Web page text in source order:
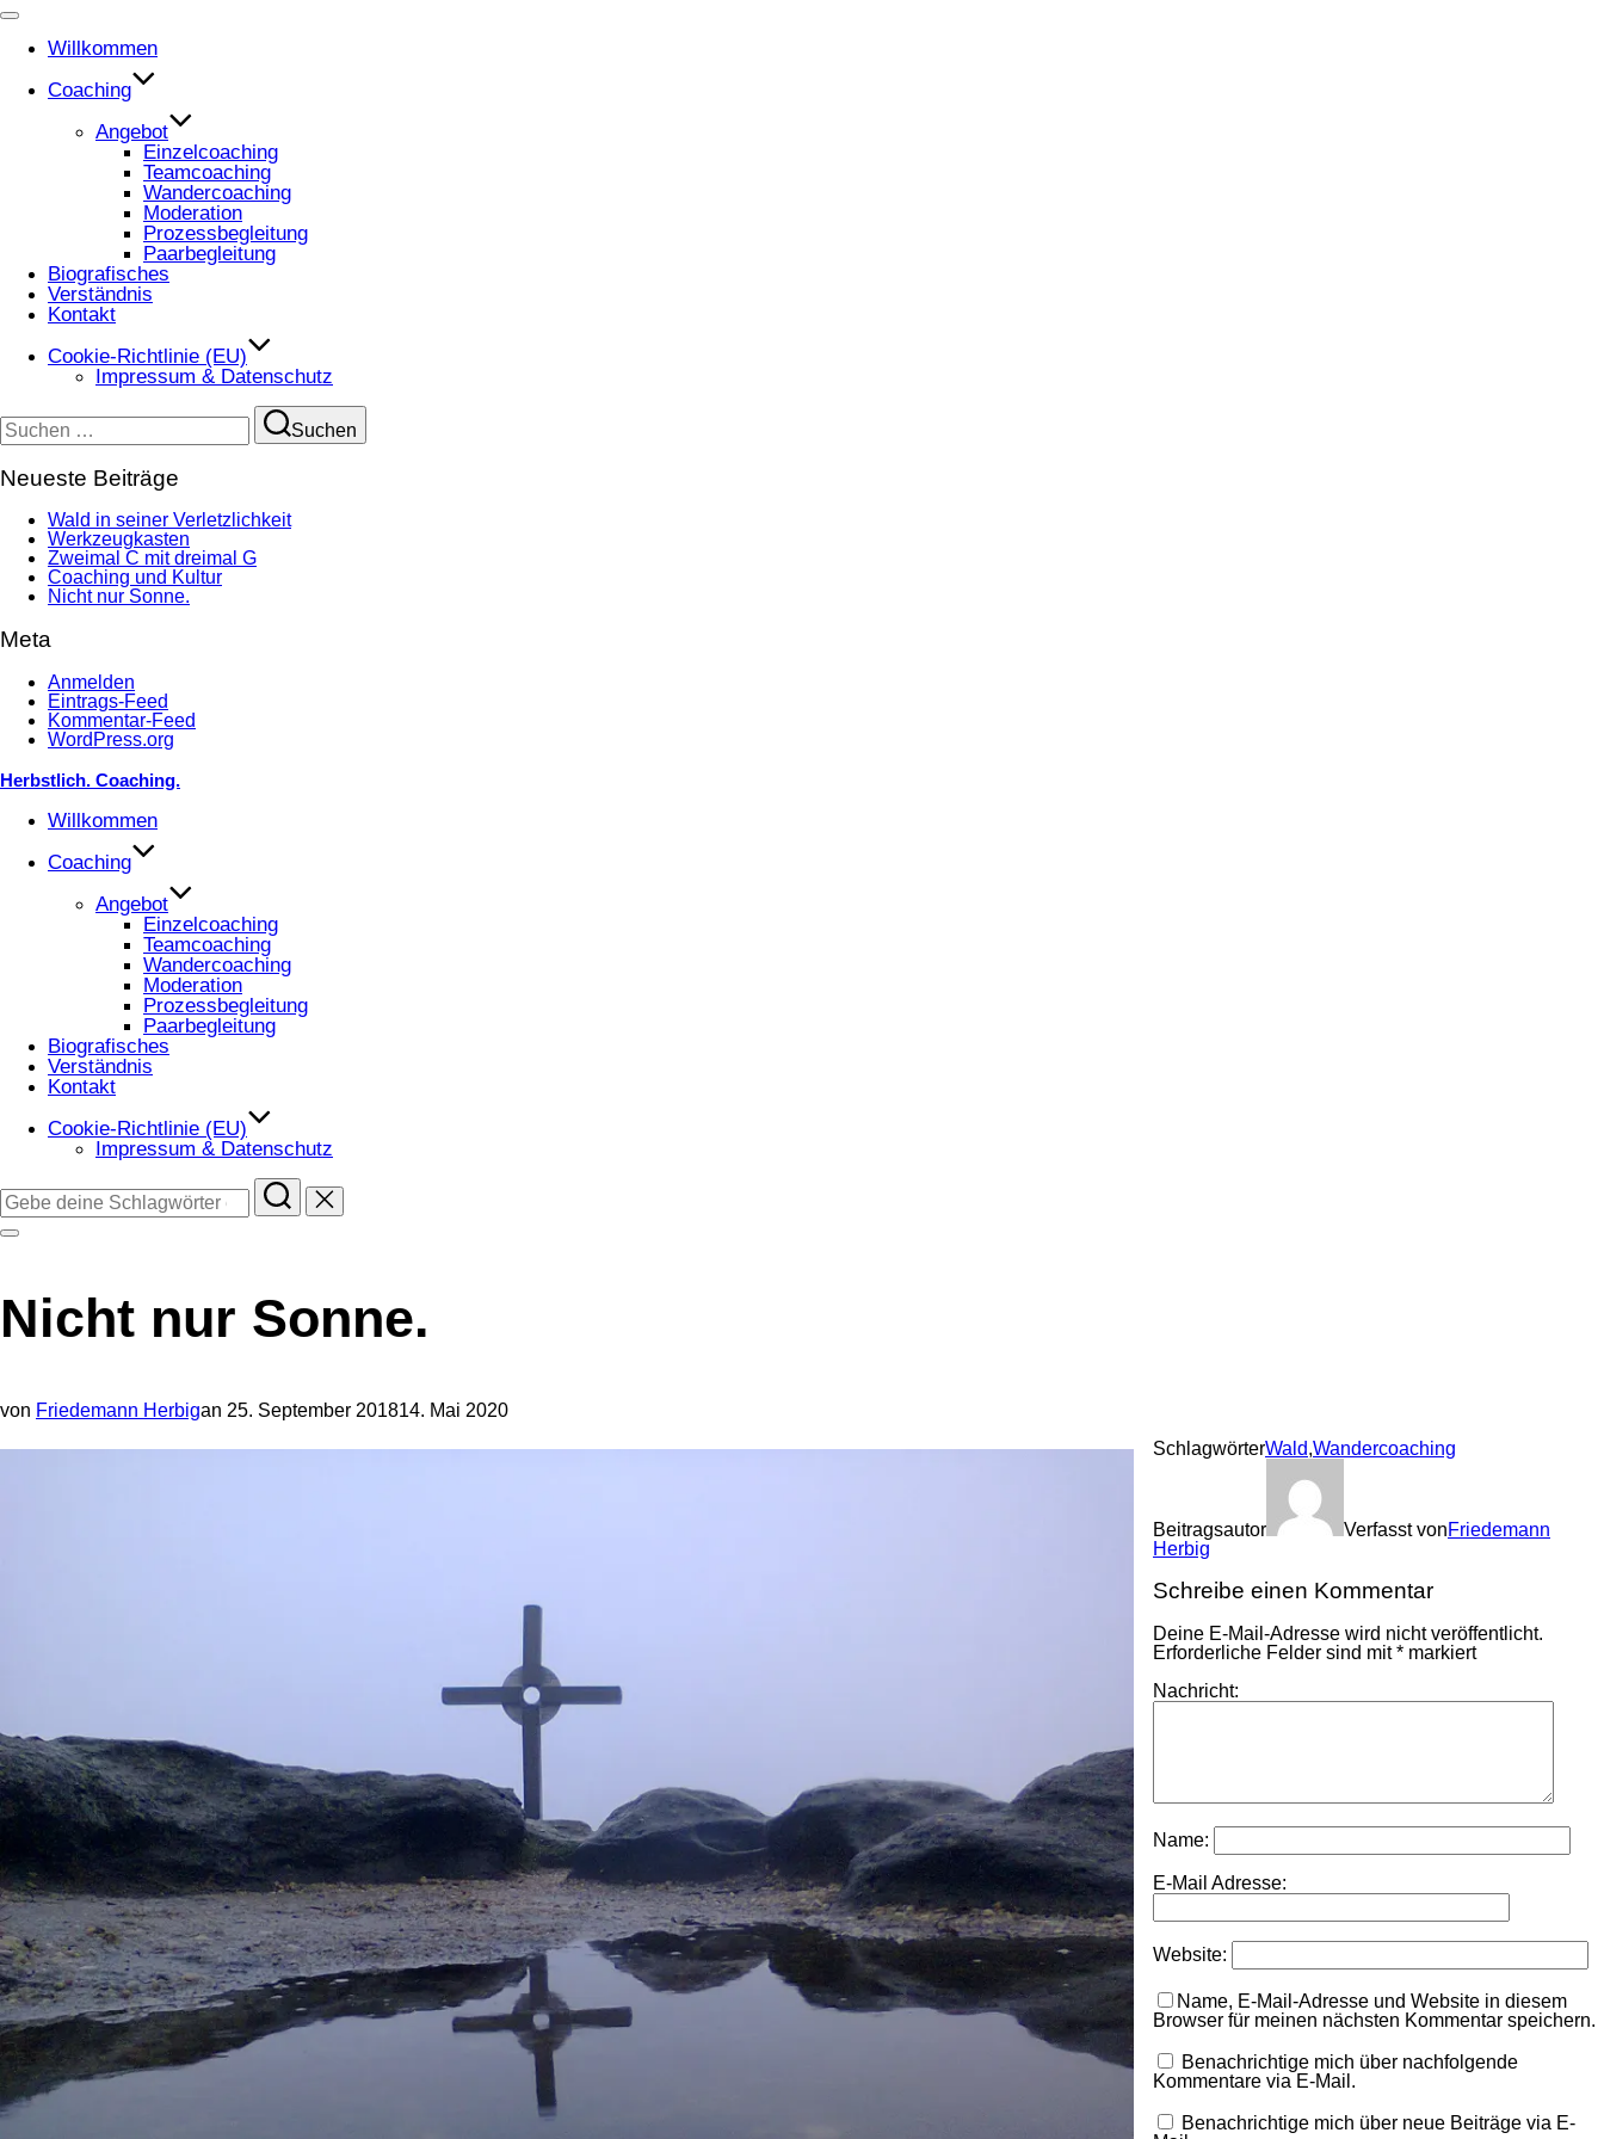
Navigation
umschalten
Willkommen
Coaching
Angebot
Einzelcoaching
Teamcoaching
Wandercoaching
Moderation
Prozessbegleitung
Paarbegleitung
Biografisches
Verständnis
Kontakt
Cookie-Richtlinie (EU)
Impressum & Datenschutz
Suchen
nach:
Suchen
Neueste Beiträge
Wald in seiner Verletzlichkeit
Werkzeugkasten
Zweimal C mit dreimal G
Coaching und Kultur
Nicht nur Sonne.
Meta
Anmelden
Eintrags-Feed
Kommentar-Feed
WordPress.org
Zum
Inhalt
springen
Herbstlich. Coaching.
Willkommen
Coaching
Angebot
Einzelcoaching
Teamcoaching
Wandercoaching
Moderation
Prozessbegleitung
Paarbegleitung
Biografisches
Verständnis
Kontakt
Cookie-Richtlinie (EU)
Impressum & Datenschutz
Suchen
nach:
Seitenleiste
umschalten
Nicht nur Sonne.
von Friedemann Herbigan Veröffentlicht
25. September 201814. Mai 2020
SchlagwörterWald,Wandercoaching
Beitragsautor Verfasst vonFriedemann
Herbig
Schreibe einen Kommentar
Deine E-Mail-Adresse wird nicht veröffentlicht.
Erforderliche Felder sind mit* markiert
Nachricht:
Name:
E-Mail Adresse:
Website:
Name, E-Mail-Adresse und Website in diesem
Browser für meinen nächsten Kommentar speichern.
Benachrichtige mich über nachfolgende
Kommentare via E-Mail.
Benachrichtige mich über neue Beiträge via E-